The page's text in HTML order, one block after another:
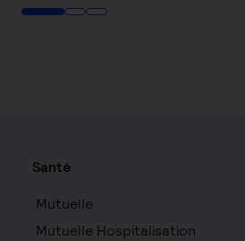
Santé
Mutuelle
Mutuelle Hospitalisation